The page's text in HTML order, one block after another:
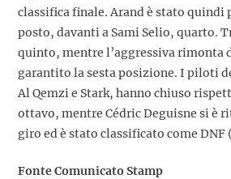
classifica finale. Arand è stato quindi
posto, davanti a Sami Selio, quarto.
quinto, mentre l’aggressiva rimonta
garantito la sesta posizione. I piloti
Al Qemzi e Stark, hanno chiuso
ottavo, mentre Cédric Deguisne si è
giro ed è stato classificato come
Fonte Comunicato Stamp